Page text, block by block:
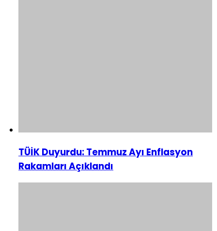
TÜİK Duyurdu: Temmuz Ayı Enflasyon
Rakamları Açıklandı